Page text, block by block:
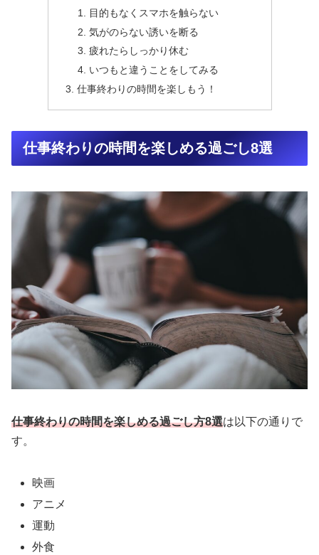
目的もなくスマホを触らない
気がのらない誘いを断る
疲れたらしっかり休む
いつもと違うことをしてみる
仕事終わりの時間を楽しもう！
仕事終わりの時間を楽しめる過ごし8選
仕事終わりの時間を楽しめる過ごし方8選は以下の通りで
す。
映画
アニメ
運動
外食